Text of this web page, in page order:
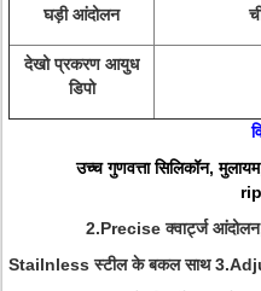
घड़ी आंदोलन
देखो प्रकरण आयुध
डिपो
उच्च गुणवत्ता सिलिकॉन,
2.Precise क्वार्ट्ज
Stailnless स्टील के बकल साथ